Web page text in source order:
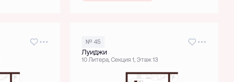
№ 45
Луиджи
10 Литера, Секция 1, Этаж 13